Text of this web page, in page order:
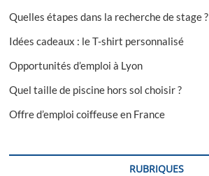
Quelles étapes dans la recherche de stage ?
Idées cadeaux : le T-shirt personnalisé
Opportunités d’emploi à Lyon
Quel taille de piscine hors sol choisir ?
Offre d’emploi coiffeuse en France
RUBRIQUES